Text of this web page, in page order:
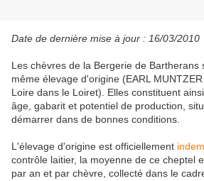
Date de dernière mise à jour : 16/03/2010
Les chèvres de la Bergerie de Bartherans
même élevage d'origine (EARL
Loire dans le Loiret). Elles constituent
âge, gabarit et potentiel de production,
démarrer dans de bonnes conditions.
L'élevage d'origine est officiellement
contrôle laitier, la moyenne de ce cheptel
par an et par chèvre, collecté dans le